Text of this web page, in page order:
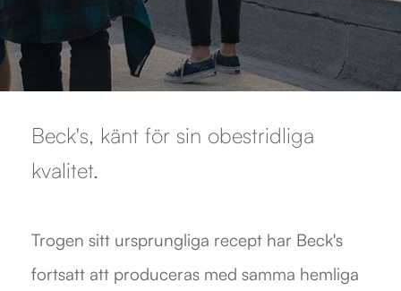
Beck's, känt för sin obestridliga
kvalitet.
Trogen sitt ursprungliga recept har Beck's
fortsatt att produceras med samma hemliga